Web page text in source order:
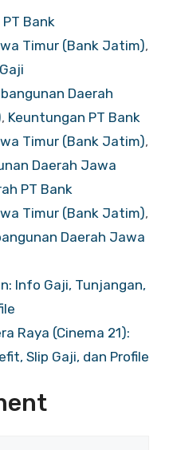
PT Bank
Timur (Bank Jatim),
Daerah
, Keuntungan PT Bank
Timur (Bank Jatim),
Daerah Jawa
PT Bank
Timur (Bank Jatim),
Daerah Jawa
Info Gaji, Tunjangan,
Raya (Cinema 21):
Slip Gaji, dan Profile